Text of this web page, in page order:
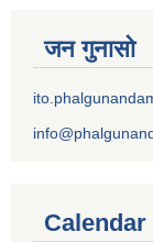
जन गुनासो
Calendar